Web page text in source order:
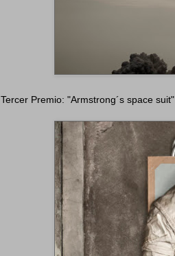
Tercer Premio: "Armstrong´s space suit"